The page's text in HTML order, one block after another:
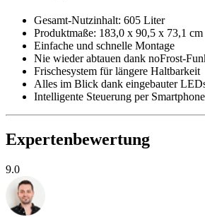
Gesamt-Nutzinhalt: 605 Liter
Produktmaße: 183,0 x 90,5 x 73,1 cm
Einfache und schnelle Montage
Nie wieder abtauen dank noFrost-
Frischesystem für längere Haltbarkeit
Alles im Blick dank eingebauter
Intelligente Steuerung per Smartphone
Expertenbewertung
9.0